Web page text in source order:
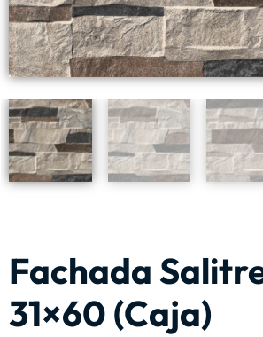
Fachada
31×60 (Caja)